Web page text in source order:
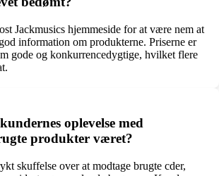
Jackmusics hjemmeside for at være nem at
information om produkterne. Priserne er
gode og konkurrencedygtige, hvilket flere
oplevelse med
produkter været?
skuffelse over at modtage brugte cder,